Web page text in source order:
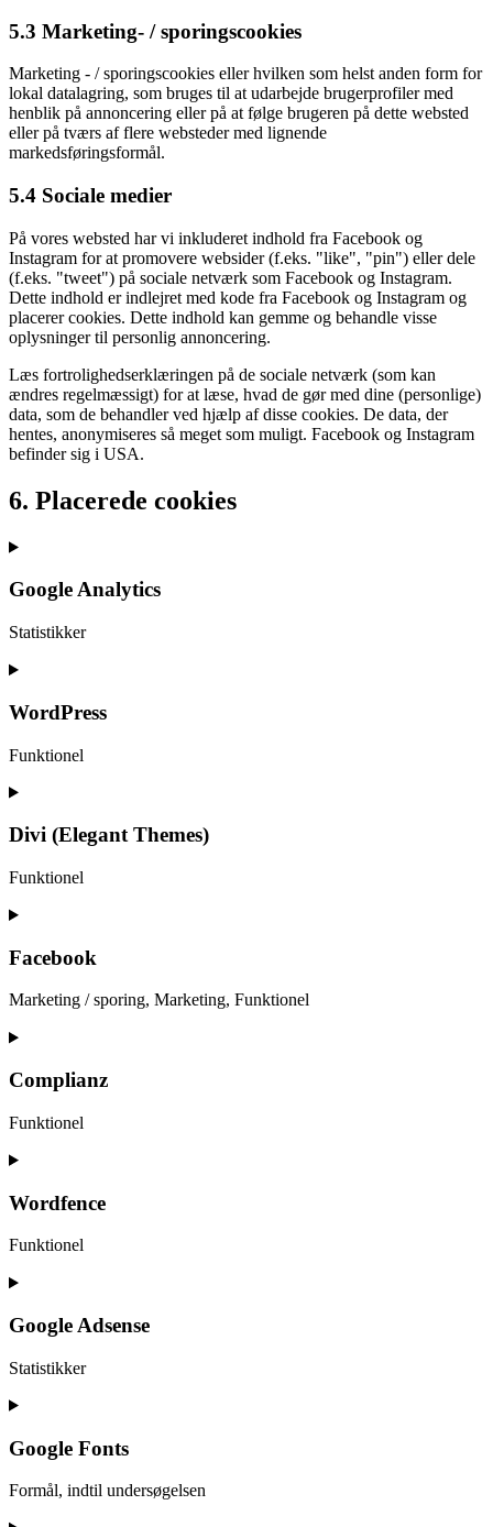
5.3 Marketing- / sporingscookies
Marketing - / sporingscookies eller hvilken som helst anden form for
lokal datalagring, som bruges til at udarbejde brugerprofiler med
henblik på annoncering eller på at følge brugeren på dette websted
eller på tværs af flere websteder med lignende
markedsføringsformål.
5.4 Sociale medier
På vores websted har vi inkluderet indhold fra Facebook og
Instagram for at promovere websider (f.eks. "like", "pin") eller dele
(f.eks. "tweet") på sociale netværk som Facebook og Instagram.
Dette indhold er indlejret med kode fra Facebook og Instagram og
placerer cookies. Dette indhold kan gemme og behandle visse
oplysninger til personlig annoncering.
Læs fortrolighedserklæringen på de sociale netværk (som kan
ændres regelmæssigt) for at læse, hvad de gør med dine (personlige)
data, som de behandler ved hjælp af disse cookies. De data, der
hentes, anonymiseres så meget som muligt. Facebook og Instagram
befinder sig i USA.
6. Placerede cookies
Google Analytics
Statistikker
Consent
service
analytics
WordPress
Funktionel
Consent
service
wordpress
Divi (Elegant Themes)
Funktionel
Consent
service
(elegant-
Facebook
Marketing / sporing, Marketing, Funktionel
Consent
service
facebook
Complianz
Funktionel
Consent
service
Wordfence
Funktionel
Consent
service
wordfence
Google Adsense
Statistikker
Consent
service
google-
adsense
Google Fonts
Formål, indtil undersøgelsen